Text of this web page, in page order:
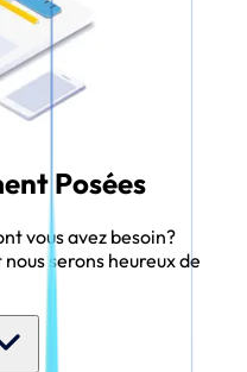
Posées
vous avez besoin?
serons heureux de